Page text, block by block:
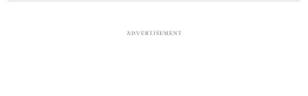
ADVERTISEMENT